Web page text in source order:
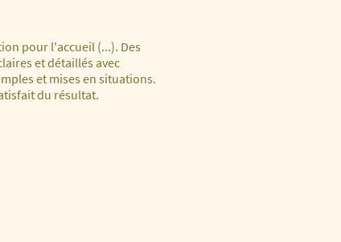
pour l'accueil (...). Des
et détaillés avec
et mises en situations.
du résultat.